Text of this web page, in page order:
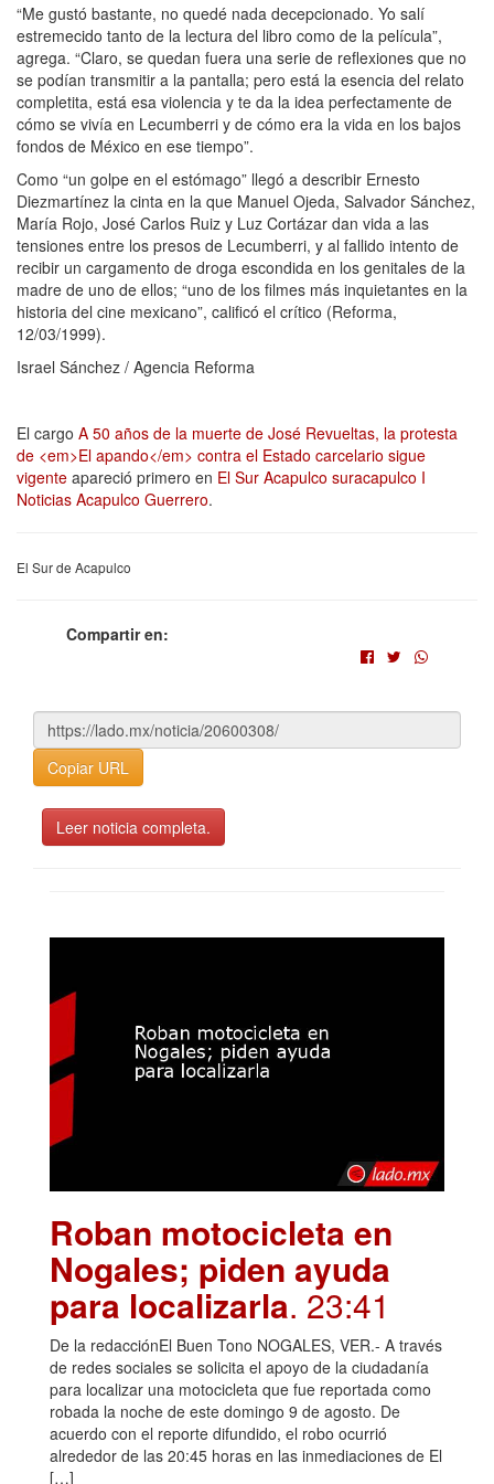
“Me gustó bastante, no quedé nada decepcionado. Yo salí
estremecido tanto de la lectura del libro como de la película”,
agrega. “Claro, se quedan fuera una serie de reflexiones que no
se podían transmitir a la pantalla; pero está la esencia del relato
completita, está esa violencia y te da la idea perfectamente de
cómo se vivía en Lecumberri y de cómo era la vida en los bajos
fondos de México en ese tiempo”.
Como “un golpe en el estómago” llegó a describir Ernesto
Diezmartínez la cinta en la que Manuel Ojeda, Salvador Sánchez,
María Rojo, José Carlos Ruiz y Luz Cortázar dan vida a las
tensiones entre los presos de Lecumberri, y al fallido intento de
recibir un cargamento de droga escondida en los genitales de la
madre de uno de ellos; “uno de los filmes más inquietantes en la
historia del cine mexicano”, calificó el crítico (Reforma,
12/03/1999).
Israel Sánchez / Agencia Reforma
El cargo A 50 años de la muerte de José Revueltas, la protesta
de <em>El apando</em> contra el Estado carcelario sigue
vigente apareció primero en El Sur Acapulco suracapulco I
Noticias Acapulco Guerrero.
El Sur de Acapulco
Compartir en:
Copiar URL
Leer noticia completa.
Roban motocicleta en
Nogales; piden ayuda
para localizarla. 23:41
De la redacciónEl Buen Tono NOGALES, VER.- A través
de redes sociales se solicita el apoyo de la ciudadanía
para localizar una motocicleta que fue reportada como
robada la noche de este domingo 9 de agosto. De
acuerdo con el reporte difundido, el robo ocurrió
alrededor de las 20:45 horas en las inmediaciones de El
[…]